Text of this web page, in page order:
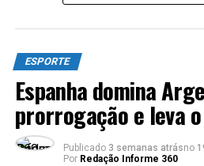
Edição: Fábio LisboaFonte:
ESPORTE
Espanha domina
prorrogação e leva
Publicado 3 semanas atrásno
Por Redação Informe 360